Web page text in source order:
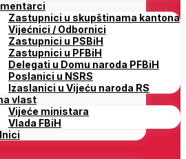
Zastupnici u skupštinama kantona
Vijećnici / Odbornici
Zastupnici u PSBiH
Zastupnici u PFBiH
Delegati u Domu naroda PFBiH
Poslanici u NSRS
Izaslanici u Vijeću naroda RS
vlast
Vijeće ministara
Vlada FBiH